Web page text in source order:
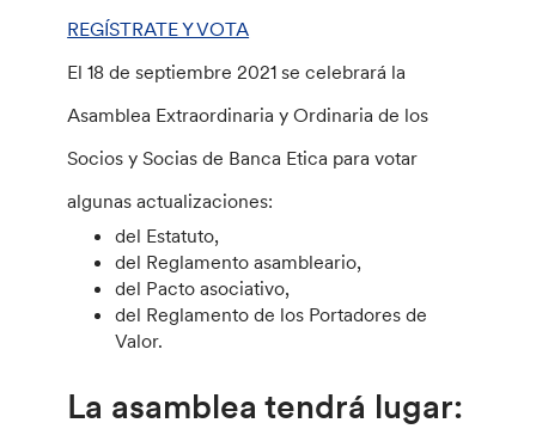
REGÍSTRATE Y VOTA
El 18 de septiembre 2021 se celebrará la
Asamblea Extraordinaria y Ordinaria de los
Socios y Socias de Banca Etica para votar
algunas actualizaciones:
del Estatuto,
del Reglamento asambleario,
del Pacto asociativo,
del Reglamento de los Portadores de
Valor.
La asamblea tendrá lugar: